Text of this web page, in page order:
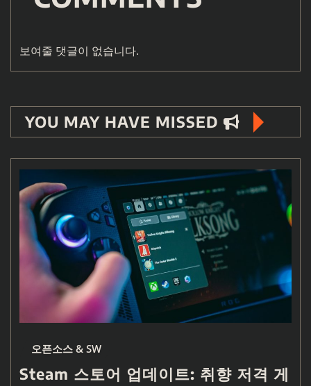
보여줄 댓글이 없습니다.
YOU MAY HAVE MISSED
오픈소스 & SW
Steam 스토어 업데이트: 취향 저격 게